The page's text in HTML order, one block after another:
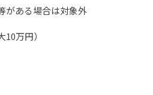
がある場合は対象外
万円）